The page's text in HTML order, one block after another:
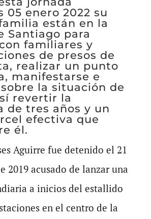
05 enero 2022 su
están en la
Santiago para
familiares y
de presos de
realizar un punto
manifestarse e
la situación de
revertir la
de tres años y un
efectiva que
él.
Aguirre fue detenido el 21
2019 acusado de lanzar una
a inicios del estallido
en el centro de la